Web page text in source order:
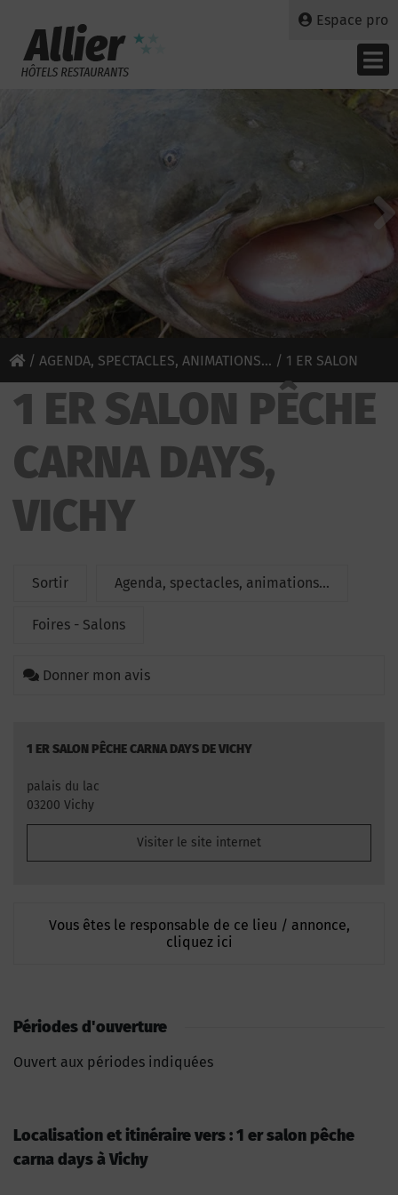
Espace pro
/ AGENDA, SPECTACLES, ANIMATIONS... / 1 ER SALON
PÊCHE CARNA DAYS
1 ER SALON PÊCHE
CARNA DAYS,
VICHY
Sortir Agenda, spectacles, animations...
Foires - Salons
Donner mon avis
1 ER SALON PÊCHE CARNA DAYS DE VICHY
palais du lac
03200 Vichy
Visiter le site internet
Vous êtes le responsable de ce lieu / annonce,
cliquez ici
Périodes d'ouverture
Ouvert aux périodes indiquées
Localisation et itinéraire vers : 1 er salon pêche
carna days à Vichy